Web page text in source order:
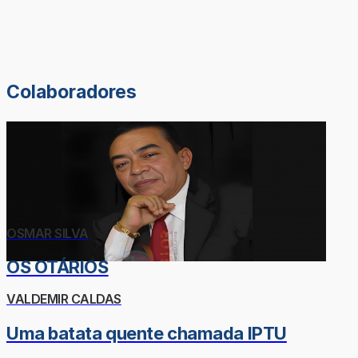
Colaboradores
OSMAR SILVA
OS OTÁRIOS
VALDEMIR CALDAS
Uma batata quente chamada IPTU